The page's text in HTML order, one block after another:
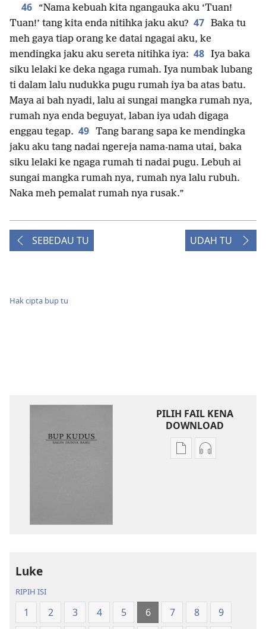
46
“Nama kebuah kita ngangauka aku ‘Tuan!
Tuan!’ tang kita enda nitihka jaku aku? 47 Baka tu
meh gaya tiap orang ke datai ngagai aku, ke
mendingka jaku aku sereta nitihka iya: 48 Iya baka
siku lelaki ke deka ngaga rumah. Iya numbak lubang
ti dalam lalu nudukka pugu rumah iya ba atas batu.
Maya ai bah nyadi, lalu ai sungai mangka rumah nya,
rumah nya enda beguyat, laban iya udah digaga
enggau tegap. 49 Tang barang sapa ke mendingka
jaku aku tang nadai ngereja nama-nama utai, baka
siku lelaki ke ngaga rumah ti nadai pugu. Lebuh ai
sungai mangka rumah nya, rumah nya lalu rubuh.
Naka meh pemalat rumah nya rusak.”
SEBEDAU TU UDAH TU
Hak cipta bup tu
PILIH FAIL KENA
DOWNLOAD
Chara Chara
Luke
RIPIH ISI
1 2 3 4 5 6 7 8
9